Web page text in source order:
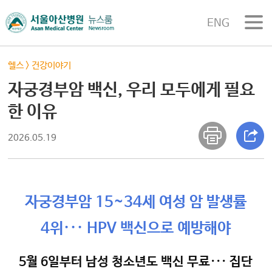
ENG
헬스 > 건강이야기
자궁경부암 백신, 우리 모두에게 필요
한 이유
2026.05.19
자궁경부암 15~34세 여성 암 발생률
4위··· HPV 백신으로 예방해야
5월 6일부터 남성 청소년도 백신 무료··· 집단